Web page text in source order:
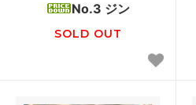
No.3 ジン
SOLD OUT